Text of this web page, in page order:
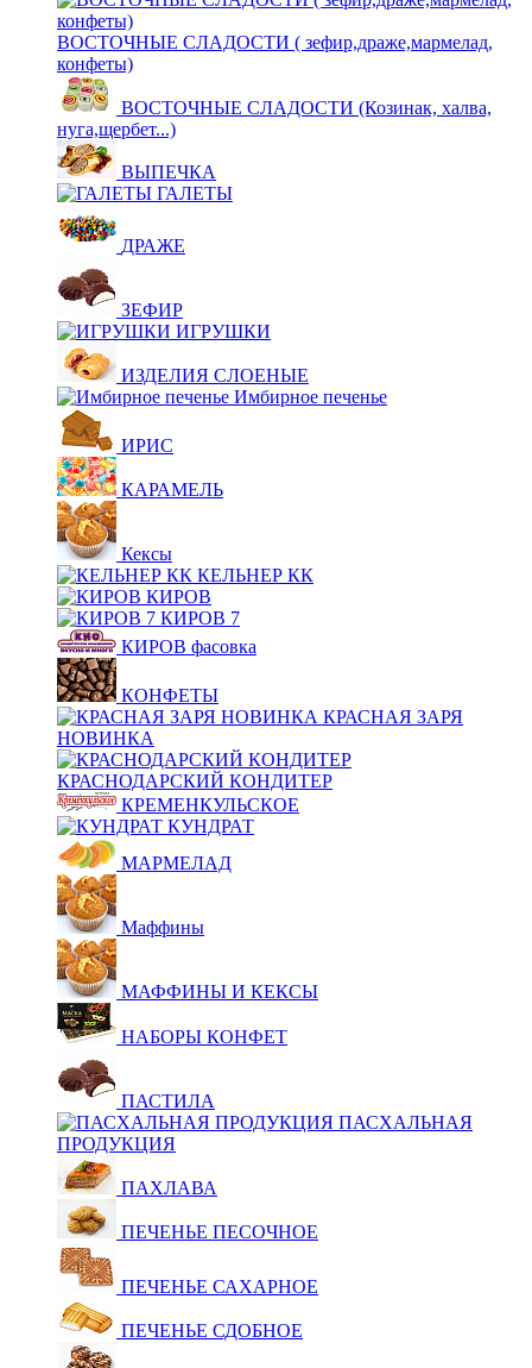
ВОСТОЧНЫЕ СЛАДОСТИ ( зефир,драже,мармелад,
конфеты)
ВОСТОЧНЫЕ СЛАДОСТИ (Козинак, халва,
нуга,щербет...)
ВЫПЕЧКА
ГАЛЕТЫ
ДРАЖЕ
ЗЕФИР
ИГРУШКИ
ИЗДЕЛИЯ СЛОЕНЫЕ
Имбирное печенье
ИРИС
КАРАМЕЛЬ
Кексы
КЕЛЬНЕР КК
КИРОВ
КИРОВ 7
КИРОВ фасовка
КОНФЕТЫ
КРАСНАЯ ЗАРЯ
НОВИНКА
КРАСНОДАРСКИЙ КОНДИТЕР
КРЕМЕНКУЛЬСКОЕ
КУНДРАТ
МАРМЕЛАД
Маффины
МАФФИНЫ И КЕКСЫ
НАБОРЫ КОНФЕТ
ПАСТИЛА
ПАСХАЛЬНАЯ
ПРОДУКЦИЯ
ПАХЛАВА
ПЕЧЕНЬЕ ПЕСОЧНОЕ
ПЕЧЕНЬЕ САХАРНОЕ
ПЕЧЕНЬЕ СДОБНОЕ